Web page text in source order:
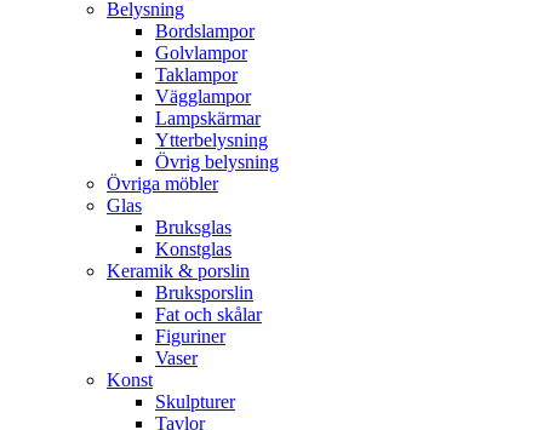
Belysning
Bordslampor
Golvlampor
Taklampor
Vägglampor
Lampskärmar
Ytterbelysning
Övrig belysning
Övriga möbler
Glas
Bruksglas
Konstglas
Keramik & porslin
Bruksporslin
Fat och skålar
Figuriner
Vaser
Konst
Skulpturer
Tavlor